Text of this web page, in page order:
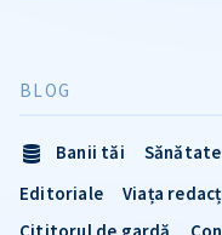
BLOG
Banii tăi Sănătate
Editoriale
Viața